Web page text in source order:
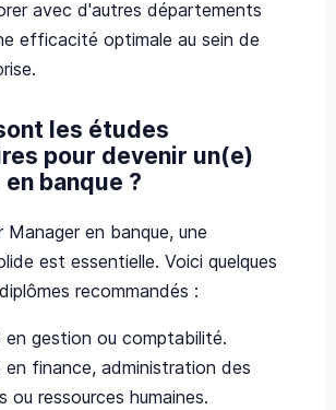
avec d'autres départements
efficacité optimale au sein de
les études
pour devenir un(e)
banque ?
Manager en banque, une
est essentielle. Voici quelques
recommandés :
en gestion ou comptabilité.
finance, administration des
ou ressources humaines.